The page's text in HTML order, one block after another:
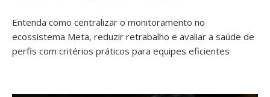
Entenda como centralizar o monitoramento no
ecossistema Meta, reduzir retrabalho e avaliar a saúde de
perfis com critérios práticos para equipes eficientes